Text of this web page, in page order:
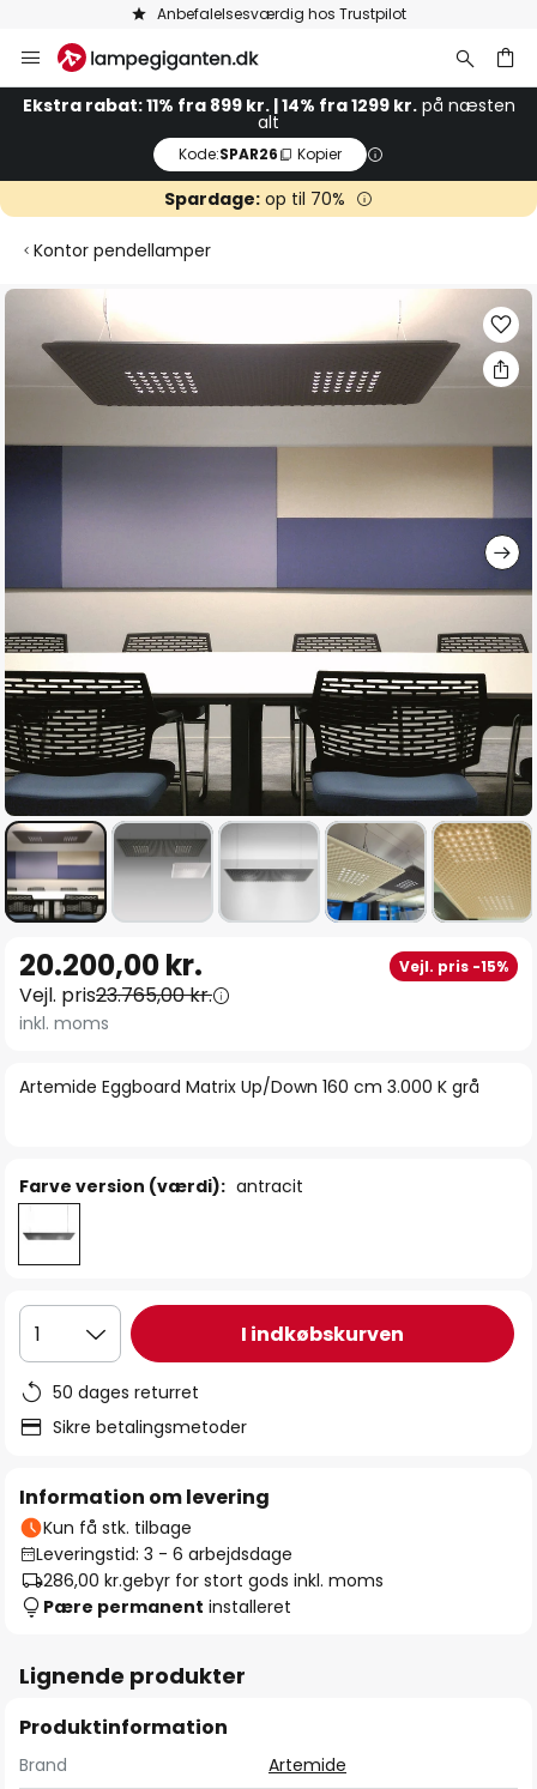
Anbefalelsesværdig hos Trustpilot
to
Content
Ekstra rabat: 11% fra 899 kr. | 14% fra 1299 kr.på næsten
alt
Kode:SPAR26 Kopier
Spardage: op til 70%
Kontor pendellamper
Gå
slutningen
af
starten
af
Artemide Eggboard Matrix Up/Down 160 cm 3.000 K grå
20.200,00 kr. Vejl. pris -15%
Vejl. pris23.765,00 kr.
inkl. moms
Farve version (værdi): antracit
1 I indkøbskurven
50 dages returret
Sikre betalingsmetoder
Information om levering
Kun få stk. tilbage
Leveringstid: 3 - 6 arbejdsdage
286,00 kr.gebyr for stort gods inkl. moms
Pære permanent installeret
Lignende produkter
Produktinformation
Brand
Artemide